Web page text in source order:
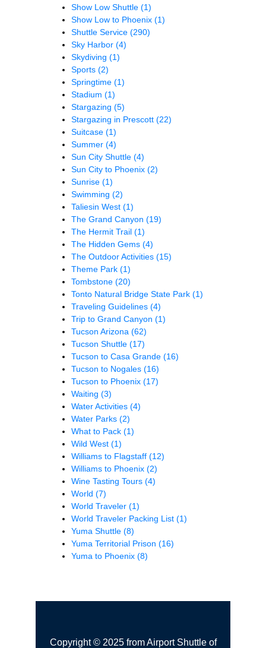
Show Low Shuttle (1)
Show Low to Phoenix (1)
Shuttle Service (290)
Sky Harbor (4)
Skydiving (1)
Sports (2)
Springtime (1)
Stadium (1)
Stargazing (5)
Stargazing in Prescott (22)
Suitcase (1)
Summer (4)
Sun City Shuttle (4)
Sun City to Phoenix (2)
Sunrise (1)
Swimming (2)
Taliesin West (1)
The Grand Canyon (19)
The Hermit Trail (1)
The Hidden Gems (4)
The Outdoor Activities (15)
Theme Park (1)
Tombstone (20)
Tonto Natural Bridge State Park (1)
Traveling Guidelines (4)
Trip to Grand Canyon (1)
Tucson Arizona (62)
Tucson Shuttle (17)
Tucson to Casa Grande (16)
Tucson to Nogales (16)
Tucson to Phoenix (17)
Waiting (3)
Water Activities (4)
Water Parks (2)
What to Pack (1)
Wild West (1)
Williams to Flagstaff (12)
Williams to Phoenix (2)
Wine Tasting Tours (4)
World (7)
World Traveler (1)
World Traveler Packing List (1)
Yuma Shuttle (8)
Yuma Territorial Prison (16)
Yuma to Phoenix (8)
Copyright © 2025 from Airport Shuttle of